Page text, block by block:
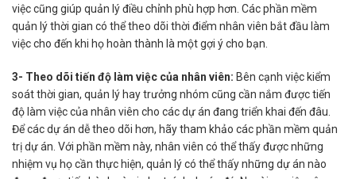
việc cũng giúp quản lý điều chỉnh phù hợp hơn. Các phần mềm
quản lý thời gian có thể theo dõi thời điểm nhân viên bắt đầu làm
việc cho đến khi họ hoàn thành là một gợi ý cho bạn.
3- Theo dõi tiến độ làm việc của nhân viên: Bên cạnh việc kiểm
soát thời gian, quản lý hay trưởng nhóm cũng cần nắm được tiến
độ làm việc của nhân viên cho các dự án đang triển khai đến đâu.
Để các dự án dễ theo dõi hơn, hãy tham khảo các phần mềm quản
trị dự án. Với phần mềm này, nhân viên có thể thấy được những
nhiệm vụ họ cần thực hiện, quản lý có thể thấy những dự án nào